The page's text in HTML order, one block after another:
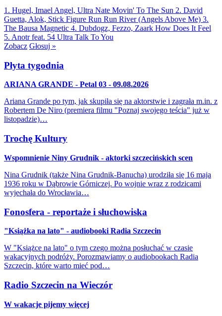
1. Hugel, Imael Angel, Ultra Nate Movin' To The Sun 2. David
Guetta, Alok, Stick Figure Run Run River (Angels Above Me) 3.
The Bausa Magnetic 4. Dubdogz, Fezzo, Zaark How Does It Feel
5. Anotr feat. 54 Ultra Talk To You
Zobacz Głosuj »
Płyta tygodnia
ARIANA GRANDE - Petal 03 - 09.08.2026
Ariana Grande po tym, jak skupiła się na aktorstwie i zagrała m.in. z
Robertem De Niro (premiera filmu "Poznaj swojego teścia" już w
listopadzie)…
Trochę Kultury
Wspomnienie Niny Grudnik - aktorki szczecińskich scen
Nina Grudnik (także Nina Grudnik-Banucha) urodziła się 16 maja
1936 roku w Dąbrowie Górniczej. Po wojnie wraz z rodzicami
wyjechała do Wrocławia…
Fonosfera - reportaże i słuchowiska
"Książka na lato" - audiobooki Radia Szczecin
W "Książce na lato" o tym czego można posłuchać w czasie
wakacyjnych podróży. Porozmawiamy o audiobookach Radia
Szczecin, które warto mieć pod…
Radio Szczecin na Wieczór
W wakacje pijemy więcej